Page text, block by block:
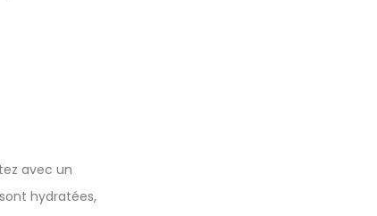
avec un
hydratées,